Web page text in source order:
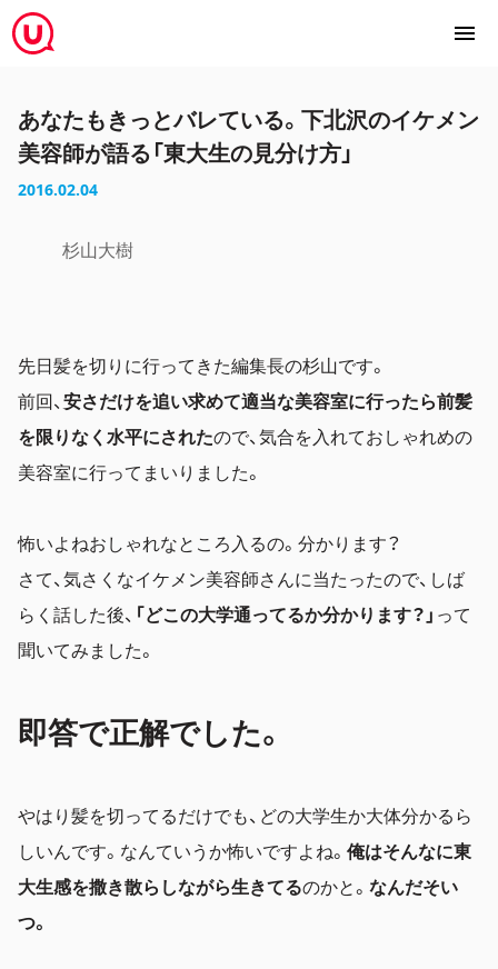
あなたもきっとバレている。下北沢のイケメン
美容師が語る「東大生の見分け方」
2016.02.04
杉山大樹
先日髪を切りに行ってきた編集長の杉山です。
前回、安さだけを追い求めて適当な美容室に行ったら前髪
を限りなく水平にされたので、気合を入れておしゃれめの
美容室に行ってまいりました。
怖いよねおしゃれなところ入るの。分かります？
さて、気さくなイケメン美容師さんに当たったので、しば
らく話した後、 「どこの大学通ってるか分かります？」 って
聞いてみました。
即答で正解でした。
やはり髪を切ってるだけでも、どの大学生か大体分かるら
しいんです。なんていうか怖いですよね。 俺はそんなに東
大生感を撒き散らしながら生きてるのかと。 なんだそい
つ。